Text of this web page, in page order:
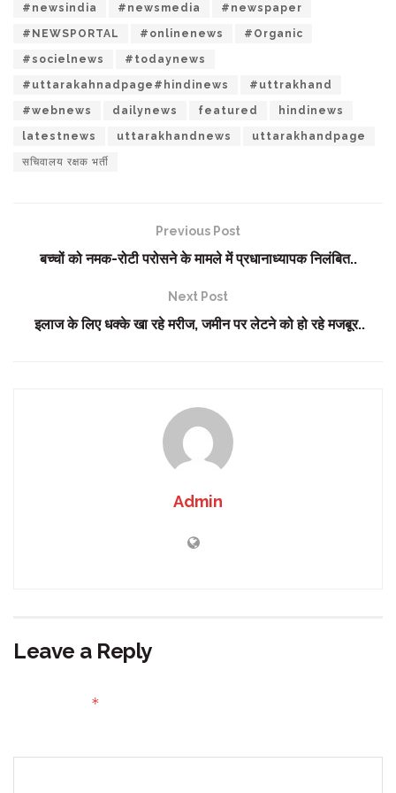
#newsindia #newsmedia #newspaper
#NEWSPORTAL #onlinenews #Organic
#socielnews #todaynews
#uttarakahnadpage#hindinews #uttrakhand
#webnews dailynews featured hindinews
latestnews uttarakhandnews uttarakhandpage
सचिवालय रक्षक भर्ती
Previous Post
बच्चों को नमक-रोटी परोसने के मामले में प्रधानाध्यापक निलंबित..
Next Post
इलाज के लिए धक्के खा रहे मरीज, जमीन पर लेटने को हो रहे मजबूर..
Admin
Leave a Reply
*